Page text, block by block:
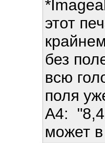
этот
без
всю
поля
A4:
может